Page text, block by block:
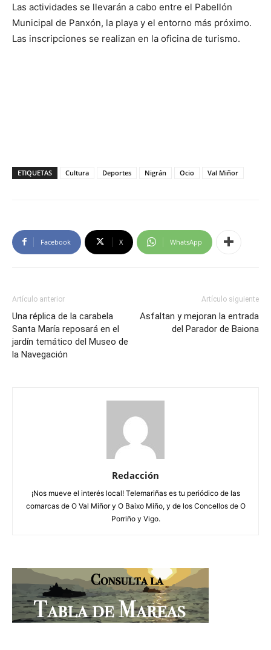
Las actividades se llevarán a cabo entre el Pabellón
Municipal de Panxón, la playa y el entorno más próximo.
Las inscripciones se realizan en la oficina de turismo.
ETIQUETAS Cultura Deportes Nigrán Ocio Val Miñor
Facebook X WhatsApp
Artículo anterior
Una réplica de la carabela
Santa María reposará en el
jardín temático del Museo de
la Navegación
Artículo siguiente
Asfaltan y mejoran la entrada
del Parador de Baiona
Redacción
¡Nos mueve el interés local! Telemariñas es tu periódico de las
comarcas de O Val Miñor y O Baixo Miño, y de los Concellos de O
Porriño y Vigo.